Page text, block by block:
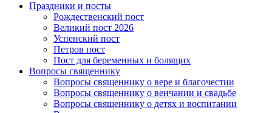
Праздники и посты
Рождественский пост
Великий пост 2026
Успенский пост
Петров пост
Пост для беременных и болящих
Вопросы священнику
Вопросы священнику о вере и благочестии
Вопросы священнику о венчании и свадьбе
Вопросы священнику о детях и воспитании